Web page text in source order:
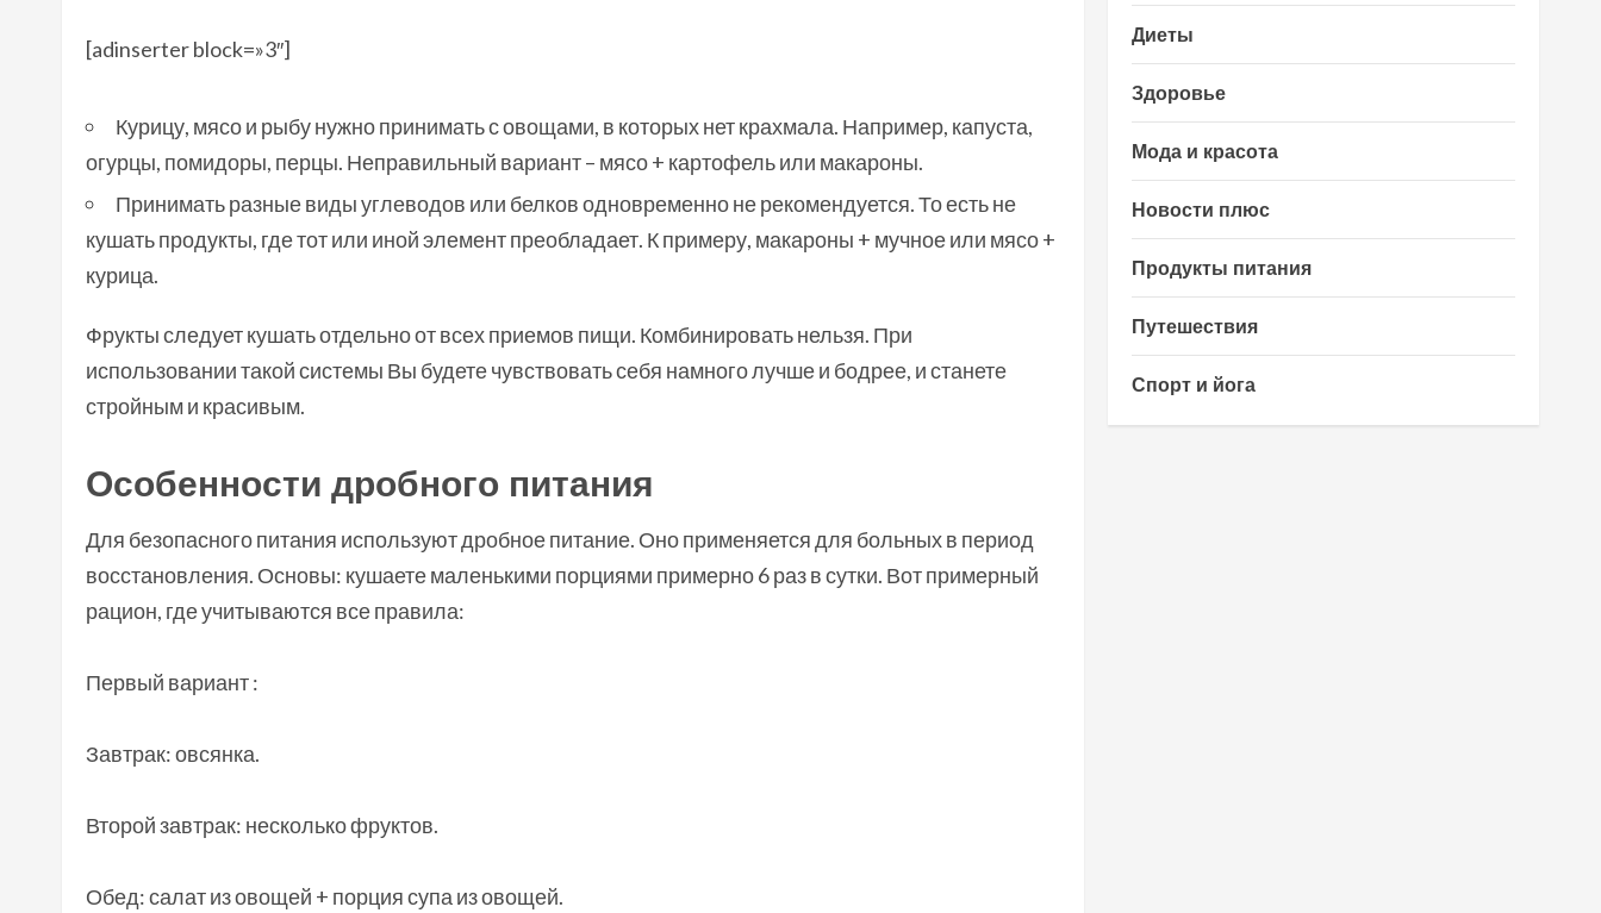
[adinserter block=»3″]
Курицу, мясо и рыбу нужно принимать с овощами, в которых нет крахмала. Например, капуста,
огурцы, помидоры, перцы. Неправильный вариант – мясо + картофель или макароны.
Принимать разные виды углеводов или белков одновременно не рекомендуется. То есть не
кушать продукты, где тот или иной элемент преобладает. К примеру, макароны + мучное или мясо +
курица.
Фрукты следует кушать отдельно от всех приемов пищи. Комбинировать нельзя. При
использовании такой системы Вы будете чувствовать себя намного лучше и бодрее, и станете
стройным и красивым.
Особенности дробного питания
Для безопасного питания используют дробное питание. Оно применяется для больных в период
восстановления. Основы: кушаете маленькими порциями примерно 6 раз в сутки. Вот примерный
рацион, где учитываются все правила:
Первый вариант :
Завтрак: овсянка.
Второй завтрак: несколько фруктов.
Обед: салат из овощей + порция супа из овощей.
Диеты
Здоровье
Мода и красота
Новости плюс
Продукты питания
Путешествия
Спорт и йога